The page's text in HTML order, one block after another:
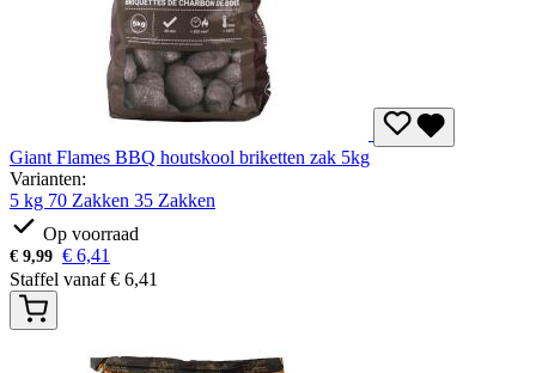
Giant Flames BBQ houtskool briketten zak 5kg
Varianten:
5 kg 70 Zakken 35 Zakken
Op voorraad
€ 9,99 € 6,41
Staffel vanaf€ 6,41